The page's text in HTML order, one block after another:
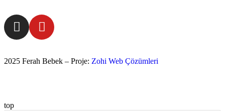
2025 Ferah Bebek – Proje: Zohi Web Çözümleri
top